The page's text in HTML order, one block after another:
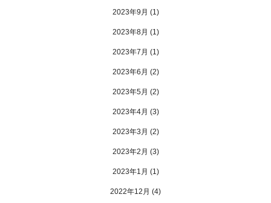
2023年9月 (1)
2023年8月 (1)
2023年7月 (1)
2023年6月 (2)
2023年5月 (2)
2023年4月 (3)
2023年3月 (2)
2023年2月 (3)
2023年1月 (1)
2022年12月 (4)